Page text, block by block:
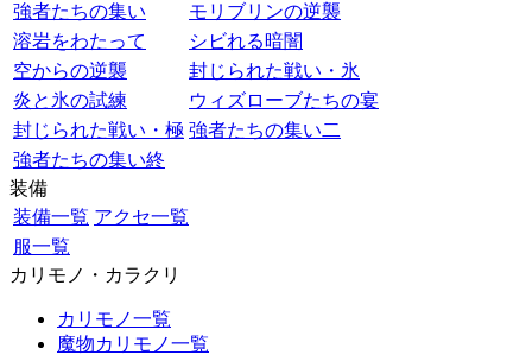
強者たちの集い
モリブリンの逆襲
溶岩をわたって
シビれる暗闇
空からの逆襲
封じられた戦い・氷
炎と氷の試練
ウィズローブたちの宴
封じられた戦い・極 強者たちの集い二
強者たちの集い終
装備
装備一覧 アクセ一覧
服一覧
カリモノ・カラクリ
カリモノ一覧
魔物カリモノ一覧